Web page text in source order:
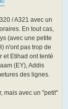
/ A321 avec un
En tout cas,
(avec une petite
n'ont pas trop de
et Etihad ont tenté
(EY), Addis
des lignes.
mais avec un "petit"